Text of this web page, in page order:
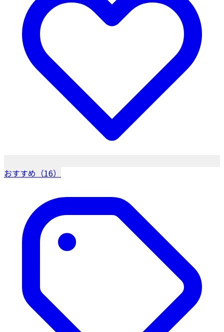
おすすめ（16）